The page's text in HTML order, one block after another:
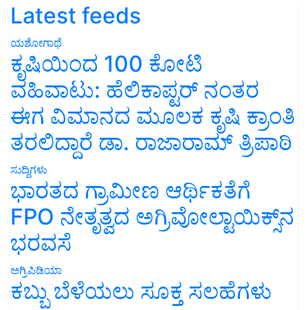
Latest feeds
ಯಶೋಗಾಥೆ
ಕೃಷಿಯಿಂದ 100 ಕೋಟಿ
ವಹಿವಾಟು: ಹೆಲಿಕಾಪ್ಟರ್ ನಂತರ
ಈಗ ವಿಮಾನದ ಮೂಲಕ ಕೃಷಿ ಕ್ರಾಂತಿ
ತರಲಿದ್ದಾರೆ ಡಾ. ರಾಜಾರಾಮ್ ತ್ರಿಪಾಠಿ
ಸುದ್ದಿಗಳು
ಭಾರತದ ಗ್ರಾಮೀಣ ಆರ್ಥಿಕತೆಗೆ
FPO ನೇತೃತ್ವದ ಅಗ್ರಿವೋಲ್ಟಾಯಿಕ್ಸ್‌ನ
ಭರವಸೆ
ಅಗ್ರಿಪಿಡಿಯಾ
ಕಬ್ಬು ಬೆಳೆಯಲು ಸೂಕ್ತ ಸಲಹೆಗಳು